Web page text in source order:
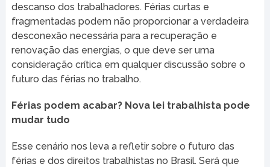
descanso dos trabalhadores. Férias curtas e
fragmentadas podem não proporcionar a verdadeira
desconexão necessária para a recuperação e
renovação das energias, o que deve ser uma
consideração crítica em qualquer discussão sobre o
futuro das férias no trabalho.
Férias podem acabar? Nova lei trabalhista pode
mudar tudo
Esse cenário nos leva a refletir sobre o futuro das
férias e dos direitos trabalhistas no Brasil. Será que